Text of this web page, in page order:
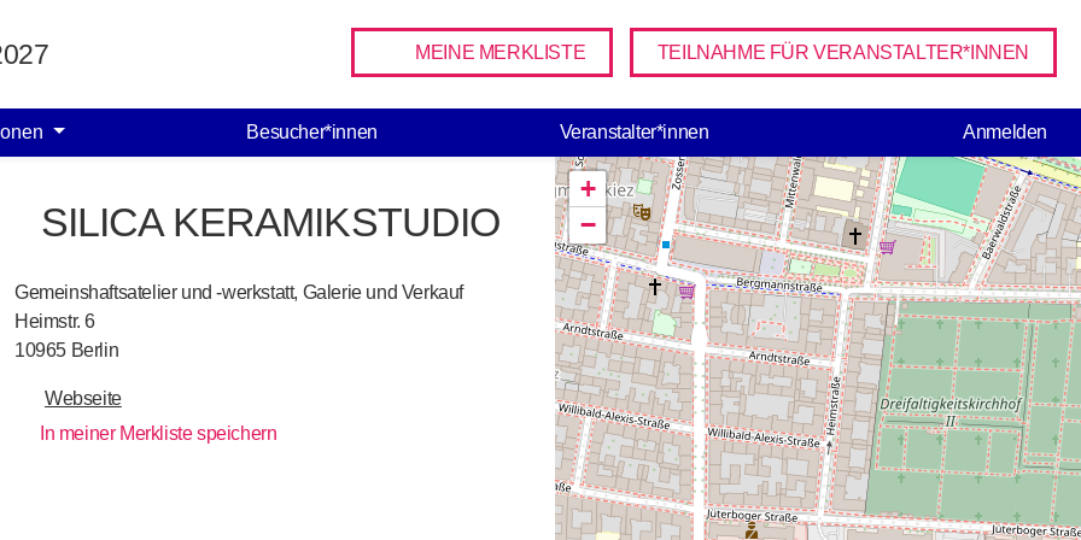
Instagram
MEINE MERKLISTE TEILNAHME FÜR VERANSTALTER*INNEN
Besucher*innen Veranstalter*innen USER
Anmelden
SILICA KERAMIKSTUDIO
Gemeinshaftsatelier und -werkstatt, Galerie und Verkauf
Heimstr. 6
10965 Berlin
Webseite
In meiner Merkliste speichern
+
−